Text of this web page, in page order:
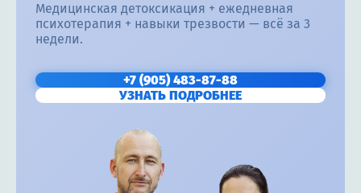
Медицинская детоксикация + ежедневная
психотерапия + навыки трезвости — всё за 3
недели.
+7 (905) 483-87-88
УЗНАТЬ ПОДРОБНЕЕ